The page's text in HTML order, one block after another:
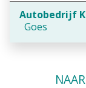
Autobedrijf
Goes